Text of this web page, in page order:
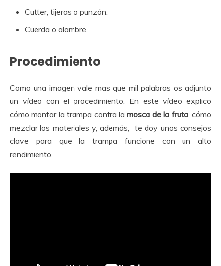
Cutter, tijeras o punzón.
Cuerda o alambre.
Procedimiento
Como una imagen vale mas que mil palabras os adjunto
un vídeo con el procedimiento. En este vídeo explico
cómo montar la trampa contra lamosca de la fruta, cómo
mezclar los materiales y, además, te doy unos consejos
clave para que la trampa funcione con un alto
rendimiento.